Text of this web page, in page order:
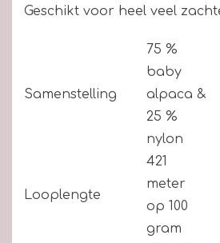
Geschikt voor heel veel
Samenstelling
75 %
baby
alpaca &
25 %
nylon
Looplengte
421
meter
op 100
gram